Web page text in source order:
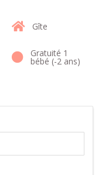
Gîte
Gratuité 1
bébé (-2 ans)